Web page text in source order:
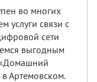
во многих
услуги связи с
сети
выгодным
Артемовском.